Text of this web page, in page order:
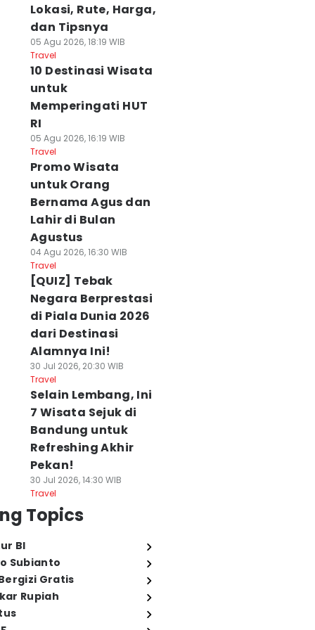
Idol KPop
Jadi
Lirik Utama
Grup Mereka
Agu 2026, 19:06 WIB
Alasan Da Reum
Dicurigai Jadi
Mata-mata di My
Bias, My Boss
07 Agu 2026, 18:58 WIB
Lokasi, Rute, Harga,
dan Tipsnya
05 Agu 2026, 18:19 WIB
Travel
10 Destinasi Wisata
untuk
Memperingati HUT
RI
05 Agu 2026, 16:19 WIB
Travel
Promo Wisata
untuk Orang
Bernama Agus dan
Lahir di Bulan
Agustus
04 Agu 2026, 16:30 WIB
Travel
[QUIZ] Tebak
Negara Berprestasi
di Piala Dunia 2026
dari Destinasi
Alamnya Ini!
30 Jul 2026, 20:30 WIB
Travel
Selain Lembang, Ini
7 Wisata Sejuk di
Bandung untuk
Refreshing Akhir
Pekan!
30 Jul 2026, 14:30 WIB
Travel
Topics
BI
Subianto
Gratis
Rupiah